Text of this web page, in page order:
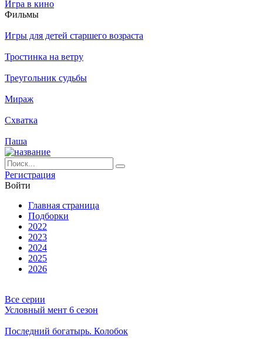
Игра в кино
Филь­мы
Игры для детей старшего возраста
Тростинка на ветру
Треугольник судьбы
Мираж
Схватка
Паша
Ре­ги­ст­ра­ция
Вой­ти
Глав­ная стра­ни­ца
Подборки
2022
2023
2024
2025
2026
Все серии
Условный мент 6 сезон
Последний богатырь. Колобок